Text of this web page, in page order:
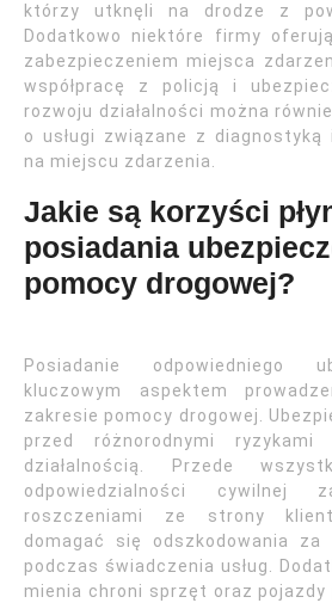
którzy utknęli na drodze z
Dodatkowo niektóre firmy
zabezpieczeniem miejsca
współpracę z policją i
rozwoju działalności można
o usługi związane z diagnostyką
na miejscu zdarzenia.
Jakie są korzyści
posiadania
pomocy drogowej?
Posiadanie odpowiedniego
kluczowym aspektem
zakresie pomocy drogowej.
przed różnorodnymi
działalnością. Przede
odpowiedzialności cywilnej
roszczeniami ze strony
domagać się odszkodowania za
podczas świadczenia usług.
mienia chroni sprzęt oraz